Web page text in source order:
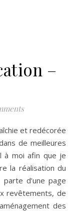
–
de meilleures
à moi afin que je
la réalisation du
d’une page
revêtements, de
des